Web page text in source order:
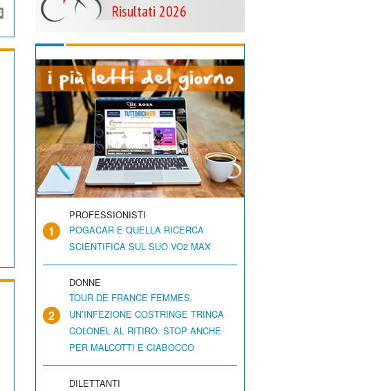
Risultati 2026
1
PROFESSIONISTI
POGACAR E QUELLA RICERCA
SCIENTIFICA SUL SUO VO2 MAX
2
DONNE
TOUR DE FRANCE FEMMES.
UN’INFEZIONE COSTRINGE TRINCA
COLONEL AL RITIRO. STOP ANCHE
PER MALCOTTI E CIABOCCO
DILETTANTI